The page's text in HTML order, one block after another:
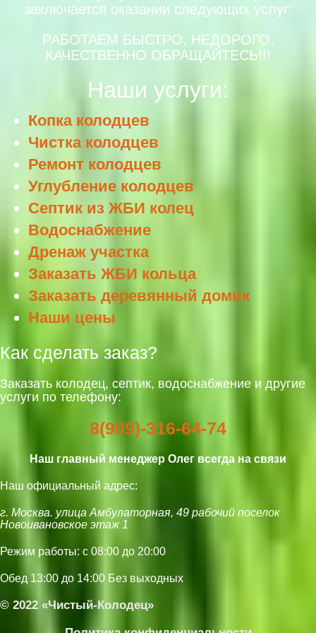
заключается оказании следующих услуг:
РАБОТАЕМ БЫСТРО, НЕДОРОГО,
КАЧЕСТВЕННО ОБРАЩАЙТЕСЬ!!!
Наши услуги:
Копка колодцев
Чистка колодцев
Ремонт колодцев
Углубление колодцев
Септик из ЖБИ колец
Водоснабжение
Дренаж участка
Заказать ЖБИ кольца
Заказать деревянный домик
Наши цены
Как сделать заказ?
Заказать колодец, септик, водоснабжение и другие
услуги по телефону:
8(909)-316-64-74
Наш главный менеджер Олег всегда на связи
Наш официальный адрес:
г. Москва. улица Амбулаторная, 49 рабочий поселок
Новоивановское этаж 1
Режим работы: с 08:00 до 20:00
Обед 13:00 до 14:00 Без выходных
© 2022 «Чистый-Колодец»